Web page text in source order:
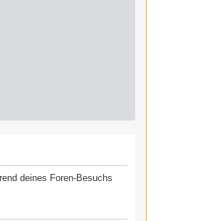
deines Foren-Besuchs